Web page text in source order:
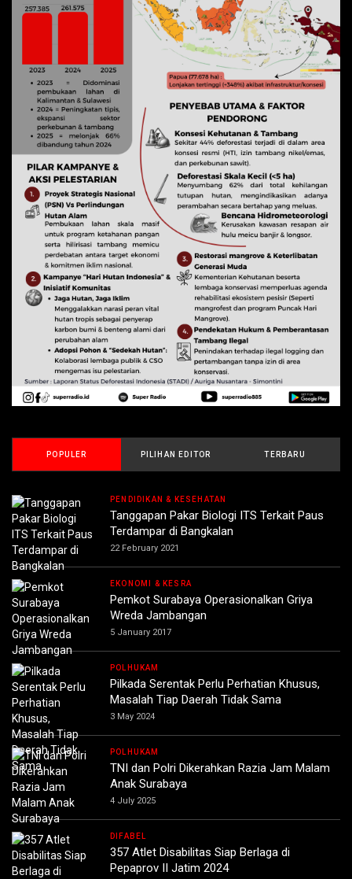
POPULER PILIHAN EDITOR TERBARU
PENDIDIKAN & KESEHATAN
Tanggapan Pakar Biologi ITS Terkait Paus
Terdampar di Bangkalan
22 February 2021
EKONOMI & KESRA
Pemkot Surabaya Operasionalkan Griya
Wreda Jambangan
5 January 2017
POLHUKAM
Pilkada Serentak Perlu Perhatian Khusus,
Masalah Tiap Daerah Tidak Sama
3 May 2024
POLHUKAM
TNI dan Polri Dikerahkan Razia Jam Malam
Anak Surabaya
4 July 2025
DIFABEL
357 Atlet Disabilitas Siap Berlaga di
Pepaprov II Jatim 2024